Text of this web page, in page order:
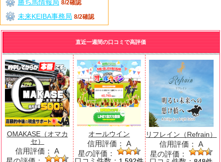
勝ち馬情報局 8/2確認
未来KEIBA事務局 8/2確認
直近一週間の口コミで高評価
OMAKASE（オマカ
セ）
信用評価： A
オールウイン
信用評価： A
星の評価：
リフレイン（Refrain）
信用評価： A
星の評価：